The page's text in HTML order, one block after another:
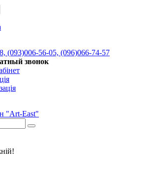
(093)006-56-05, (096)066-74-57
звонок